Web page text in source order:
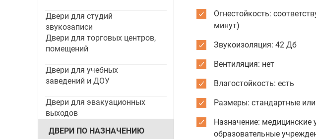
Двери для студий
звукозаписи
Двери для торговых центров,
помещений
Двери для учебных
заведений и ДОУ
Двери для эвакуационных
выходов
ДВЕРИ ПО НАЗНАЧЕНИЮ
Огнестойкость:
минут)
Звукоизоляция: 42 Дб
Вентиляция: нет
Влагостойкость: есть
Размеры: стандартные
Назначение: медицинские
образовательные